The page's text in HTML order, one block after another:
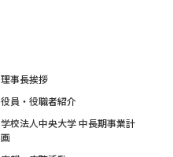
理事長挨拶
役員・役職者紹介
学校法人中央大学 中長期事業計
画